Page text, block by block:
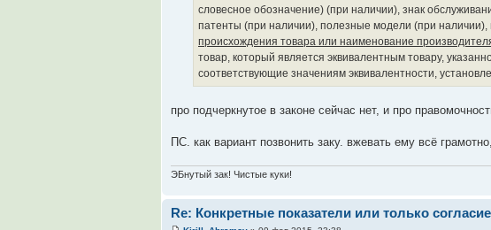
словесное обозначение) (при наличии), знак
патенты (при наличии), полезные модели (при
происхождения товара или наименование
товар, который является эквивалентным товару,
соответствующие значениям эквивалентности,
про подчеркнутое в законе сейчас нет, и про
ПС. как вариант позвонить заку. вжевать ему всё
ЭБнутый зак! Чистые куки!
Re: Конкретные показатели или только согласие